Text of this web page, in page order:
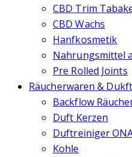
CBD Trim
CBD Wachs
Hanfkosmetik
Nahrungsmittel
Pre Rolled Joints
Räucherwaren &
Backflow
Duft Kerzen
Duftreiniger
Kohle